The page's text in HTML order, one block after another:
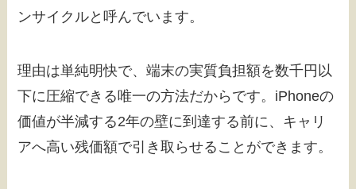
ンサイクルと呼んでいます。
理由は単純明快で、端末の実質負担額を数千円以
下に圧縮できる唯一の方法だからです。iPhoneの
価値が半減する2年の壁に到達する前に、キャリ
アへ高い残価額で引き取らせることができます。